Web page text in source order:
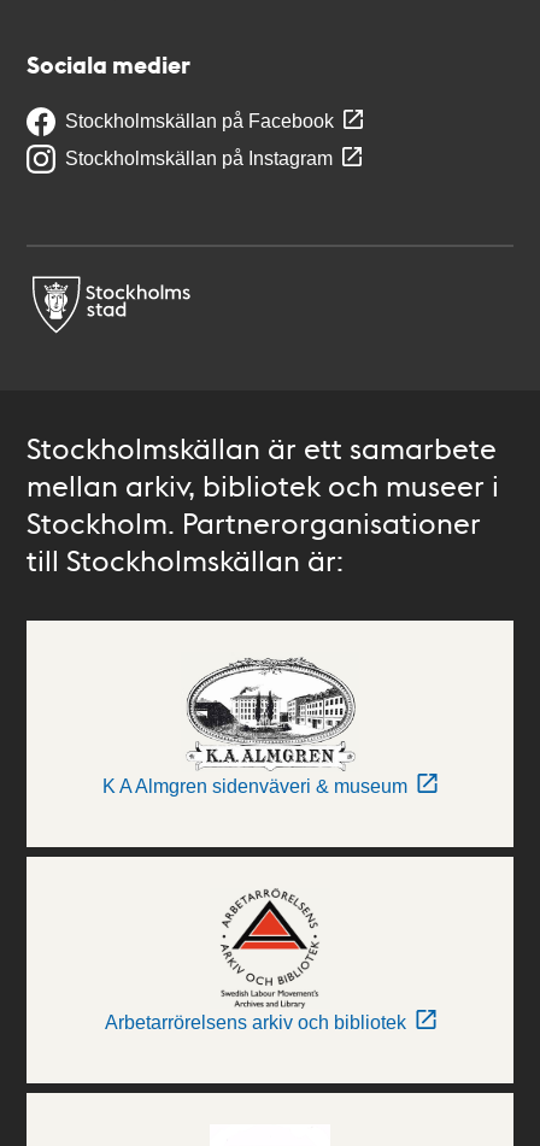
Sociala medier
Stockholmskällan på Facebook
Stockholmskällan på Instagram
Stockholmskällan är ett samarbete
mellan arkiv, bibliotek och museer i
Stockholm. Partnerorganisationer
till Stockholmskällan är:
K A Almgren sidenväveri & museum
Arbetarrörelsens arkiv och bibliotek